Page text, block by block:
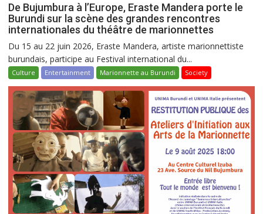
De Bujumbura à l’Europe, Eraste Mandera porte le
Burundi sur la scène des grandes rencontres
internationales du théâtre de marionnettes
Du 15 au 22 juin 2026, Eraste Mandera, artiste marionnettiste
burundais, participe au Festival international du...
Culture Entertainment Marionnette au Burundi Society